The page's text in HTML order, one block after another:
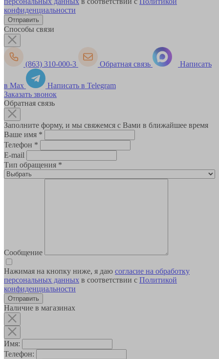
конфиденциальности
Способы связи
(863) 310-000-3 Обратная связь Написать
в Max
Написать в Telegram
Заказать звонок
Обратная связь
Заполните форму, и мы свяжемся с Вами в ближайшее время
Ваше имя *
Телефон *
E-mail
Тип обращения *
Сообщение
Нажимая на кнопку ниже, я даю согласие на обработку
персональных данных в соответствии с Политикой
конфиденциальности
Наличие в магазинах
Имя:
Телефон: